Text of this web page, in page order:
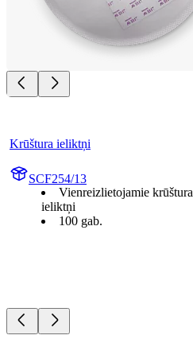
Krūštura ieliktņi
SCF254/13
Vienreizlietojamie krūštura
ieliktņi
100 gab.